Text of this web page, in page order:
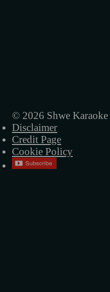
© 2026 Shwe Karaoke
Disclaimer
Credit Page
Cookie Policy